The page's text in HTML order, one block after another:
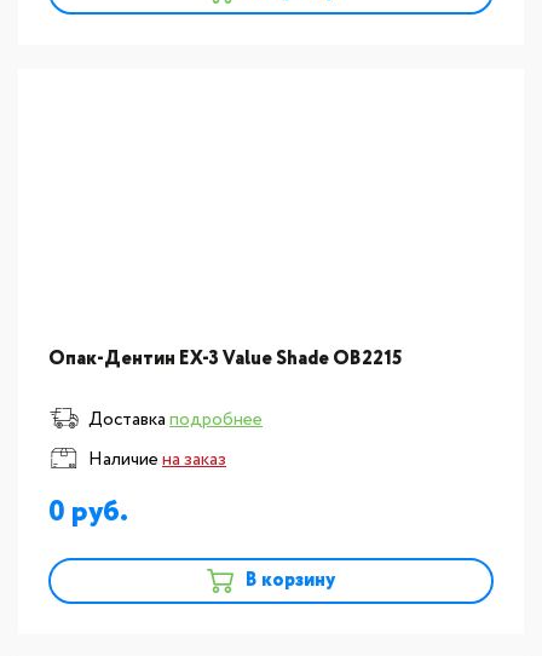
Опак-Дентин EX-3 Value Shade OB2215
Доставкаподробнее
Наличиена заказ
0
В корзину